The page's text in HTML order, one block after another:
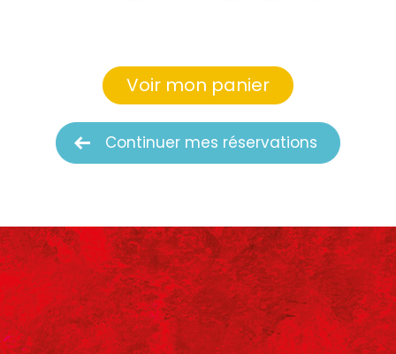
Continuer mes réservations
Voir mon panier